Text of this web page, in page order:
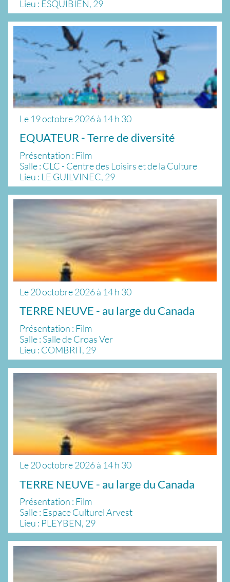
Lieu : ESQUIBIEN, 29
Le 19 octobre 2026à 14 h 30
EQUATEUR - Terre de diversité
Présentation : Film
Salle : CLC - Centre des Loisirs et de la Culture
Lieu : LE GUILVINEC, 29
Le20 octobre 2026à 14 h 30
TERRE NEUVE - au large du Canada
Présentation : Film
Salle : Salle de Croas Ver
Lieu : COMBRIT, 29
Le20 octobre 2026à 14 h 30
TERRE NEUVE - au large du Canada
Présentation : Film
Salle : Espace Culturel Arvest
Lieu : PLEYBEN, 29